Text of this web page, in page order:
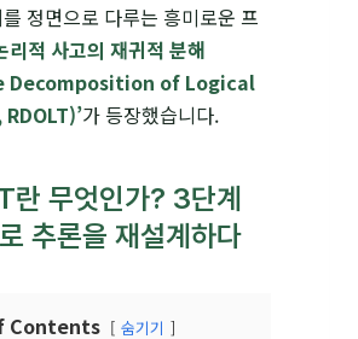
정면으로 다루는 흥미로운 프
리적 사고의 재귀적 분해
Decomposition of Logical
가 등장했습니다.
란 무엇인가? 3단계
추론을 재설계하다
Contents 숨기기